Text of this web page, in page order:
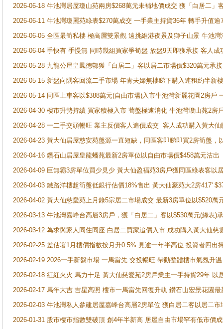
2026-06-18 牛池灣居屋瓊山苑兩房$268萬元未補地價成交 獲「白居二」
2026-06-11 牛池灣瓊麗苑綠表$270萬成交 一手業主持貨36年 轉手升值逾
2026-06-05 全區最筍私樓 極高層雙景觀 遠挑維港夜景及獅子山景 牛池
2026-06-04 手快有 手慢無 同時幾組買家爭筍盤 放盤9天即獲承接 客人
2026-05-28 九龍公屋皇鳳德邨獲「白居二」客以居二市場價$320萬元承接
2026-05-15 新盤向隅客回流二手市場 年青夫婦無樓睇下購入連租約半新
2026-05-14 同區上車客以$388萬元(自由市場)入市牛池灣新麗花園2房戶
2026-04-30 樓市升勢持續 買家積極入市 荀盤極速消化 牛池灣瓊山苑2房
2026-04-28 一二手交頭暢旺 業主反價客人追價成交 客人成功購入黃大
2026-04-23 黃大仙居屋慈安苑盤源一直短缺，同區客即睇即買2房筍盤，
2026-04-16 鑽石山居屋皇龍蟠苑最新2房單位以自由市場價$458萬元沽出
2026-04-09 巨無霸3房單位買少見少 黃大仙盈福苑3房戶獲同區綠表客以
2026-04-03 鐵路洋樓超筍盤低銀行估價18%售出 黃大仙豪苑大2房417'
2026-04-02 黃大仙慈愛苑上月錄5宗居二市場成交 最新3房單位以$520萬
2026-03-13 牛池灣嘉峰台高層3房戶，獲「白居二」客以$530萬元(綠表)
2026-03-12 為求與家人同住同座 白居二買家追價入市 成功購入黃大仙
2026-02-25 差估署1月樓價指數按月升0.5% 見逾一年半高位 投資者四
2026-02-19 2026一手新盤市場 一馬當先 交投暢旺 帶動整體樓市氣氛升
2026-02-18 紅紅火火 馬力十足 黃大仙慈愛苑2房戶業主一手持貨29年 以
2026-02-17 馬年大吉 吉星高照 樓市一馬當先回復升軌 鑽石山宏景花園
2026-02-03 牛池灣私人參建居屋嘉峰台高層2房單位 獲白居二客以居二市
2026-01-31 股市樓市指數雙破頂 創4年半新高 居屋自由市場罕有低市價